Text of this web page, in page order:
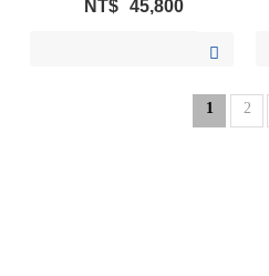
NT$ 45,800
1 2